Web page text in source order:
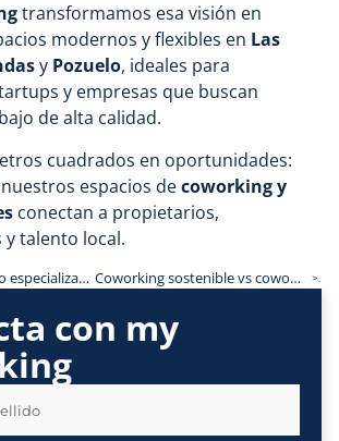
transformamos esa visión en
modernos y flexibles en Las
y Pozuelo, ideales para
y empresas que buscan
de alta calidad.
cuadrados en oportunidades:
espacios decoworking y
conectan a propietarios,
talento local.
Coworking nicho o especializado: el futuro del trabajo personalizado >>
Coworking sostenible vs coworking convencional
con my